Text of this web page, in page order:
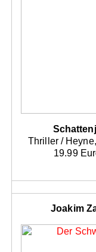
Thriller /
19.99
Joakim